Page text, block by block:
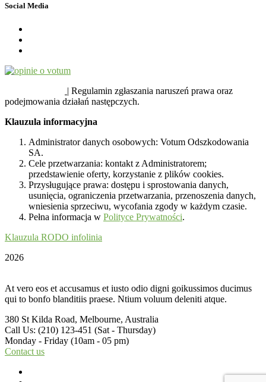
Social Media
| Regulamin zgłaszania naruszeń prawa oraz
podejmowania działań następczych.
Klauzula informacyjna
Administrator danych osobowych: Votum Odszkodowania
SA.
Cele przetwarzania: kontakt z Administratorem;
przedstawienie oferty, korzystanie z plików cookies.
Przysługujące prawa: dostępu i sprostowania danych,
usunięcia, ograniczenia przetwarzania, przenoszenia danych,
wniesienia sprzeciwu, wycofania zgody w każdym czasie.
Pełna informacja w Polityce Prywatności.
Klauzula RODO infolinia
2026
At vero eos et accusamus et iusto odio digni goikussimos ducimus
qui to bonfo blanditiis praese. Ntium voluum deleniti atque.
380 St Kilda Road, Melbourne, Australia
Call Us: (210) 123-451 (Sat - Thursday)
Monday - Friday (10am - 05 pm)
Contact us